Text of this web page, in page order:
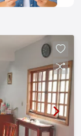
aqui!